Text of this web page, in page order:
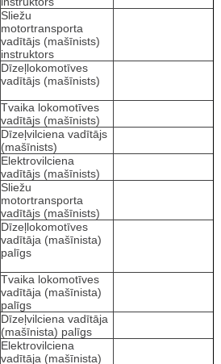
Sliežu
motortransporta
vadītājs (mašīnists)
instruktors
Dīzeļlokomotīves
vadītājs (mašīnists)
Tvaika lokomotīves
vadītājs (mašīnists)
Dīzeļvilciena vadītājs
(mašīnists)
Elektrovilciena
vadītājs (mašīnists)
Sliežu
motortransporta
vadītājs (mašīnists)
Dīzeļlokomotīves
vadītāja (mašīnista)
palīgs
Tvaika lokomotīves
vadītāja (mašīnista)
palīgs
Dīzeļvilciena vadītāja
(mašīnista) palīgs
Elektrovilciena
vadītāja (mašīnista)